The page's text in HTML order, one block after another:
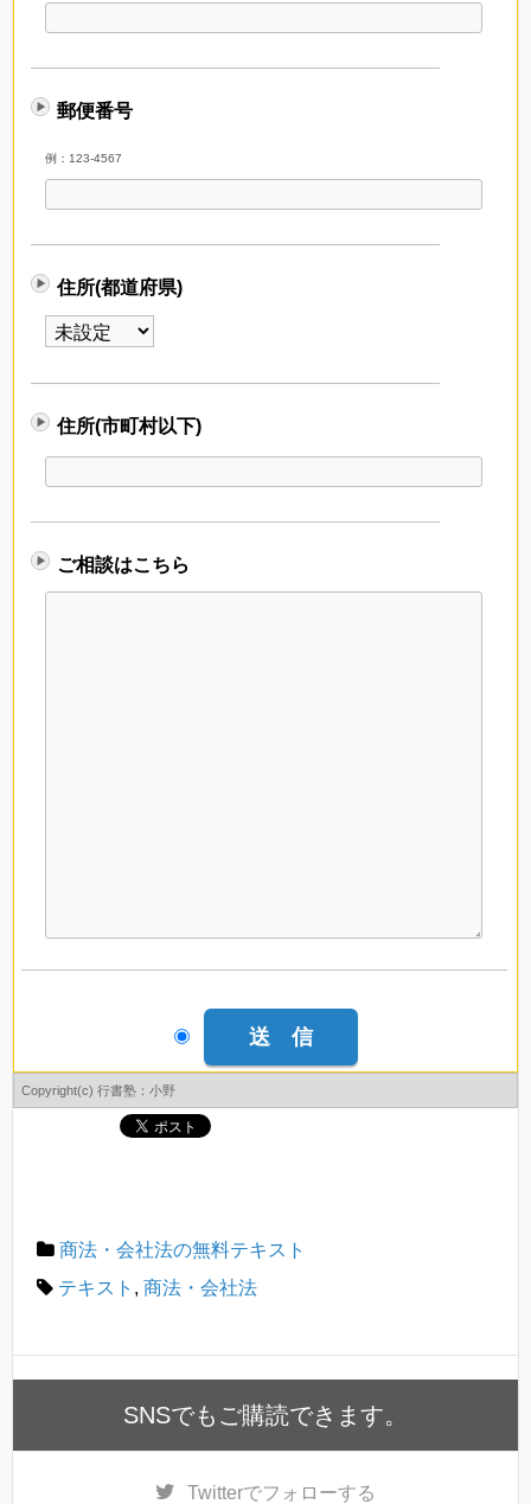
郵便番号
例：123-4567
住所(都道府県)
住所(市町村以下)
ご相談はこちら
Copyright(c) 行書塾：小野
商法・会社法の無料テキスト
テキスト , 商法・会社法
SNSでもご購読できます。
Twitterでフォローする